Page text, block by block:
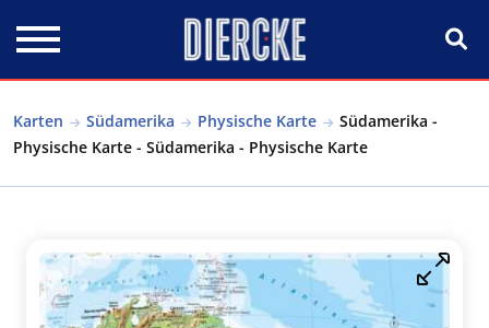
Karten Südamerika Physische Karte
Südamerika -
Physische Karte - Südamerika - Physische Karte